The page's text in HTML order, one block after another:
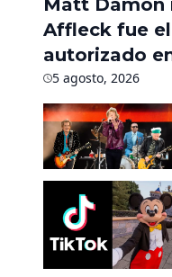
Affleck fue
autorizado
Odisea’
5 agosto, 2026